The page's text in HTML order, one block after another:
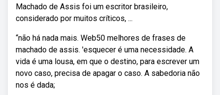
Machado de Assis foi um escritor brasileiro,
considerado por muitos críticos, ...
“não há nada mais. Web50 melhores de frases de
machado de assis. 'esquecer é uma necessidade. A
vida é uma lousa, em que o destino, para escrever um
novo caso, precisa de apagar o caso. A sabedoria não
nos é dada;